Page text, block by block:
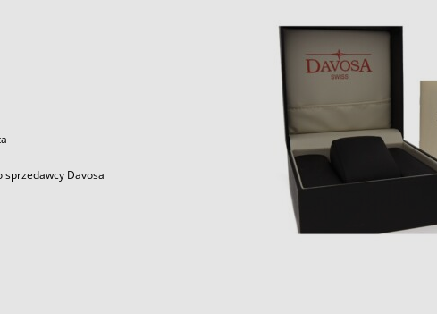
sprzedawcy Davosa